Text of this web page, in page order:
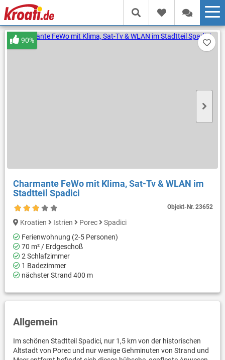
Charmante FeWo mit Klima, Sat-Tv & WLAN im
Stadtteil Spadici
Objekt-Nr.23652
90%
Kroatien Istrien Porec
Spadici
Ferienwohnung (2-5 Personen)
70 m² / Erdgeschoß
2 Schlafzimmer
1 Badezimmer
nächster Strand 400 m
Allgemein
Im schönen Stadtteil Spadici, nur 1,5 km von der historischen
Altstadt von Porec und nur wenige Gehminuten von Strand und